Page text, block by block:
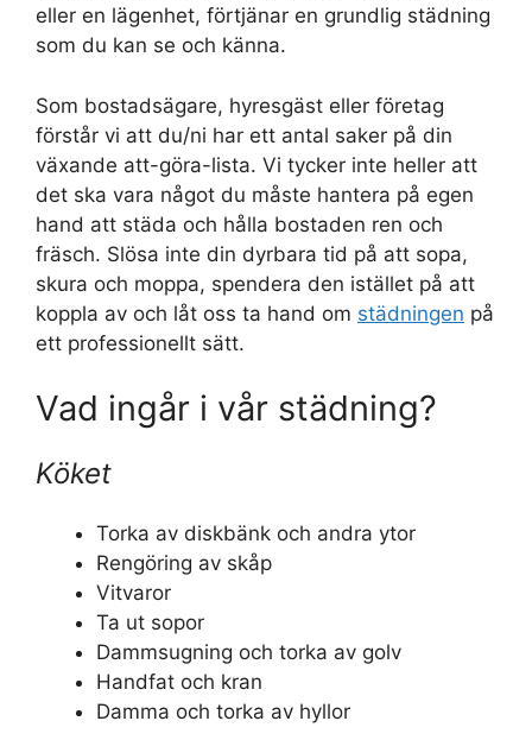
eller en lägenhet, förtjänar en grundlig städning
som du kan se och känna.
Som bostadsägare, hyresgäst eller företag
förstår vi att du/ni har ett antal saker på din
växande att-göra-lista. Vi tycker inte heller att
det ska vara något du måste hantera på egen
hand att städa och hålla bostaden ren och
fräsch. Slösa inte din dyrbara tid på att sopa,
skura och moppa, spendera den istället på att
koppla av och låt oss ta hand om städningen på
ett professionellt sätt.
Vad ingår i vår städning?
Köket
Torka av diskbänk och andra ytor
Rengöring av skåp
Vitvaror
Ta ut sopor
Dammsugning och torka av golv
Handfat och kran
Damma och torka av hyllor